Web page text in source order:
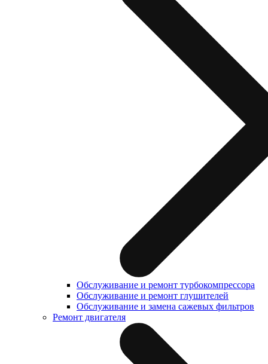
Обслуживание и ремонт турбокомпрессора
Обслуживание и ремонт глушителей
Обслуживание и замена сажевых фильтров
Ремонт двигателя